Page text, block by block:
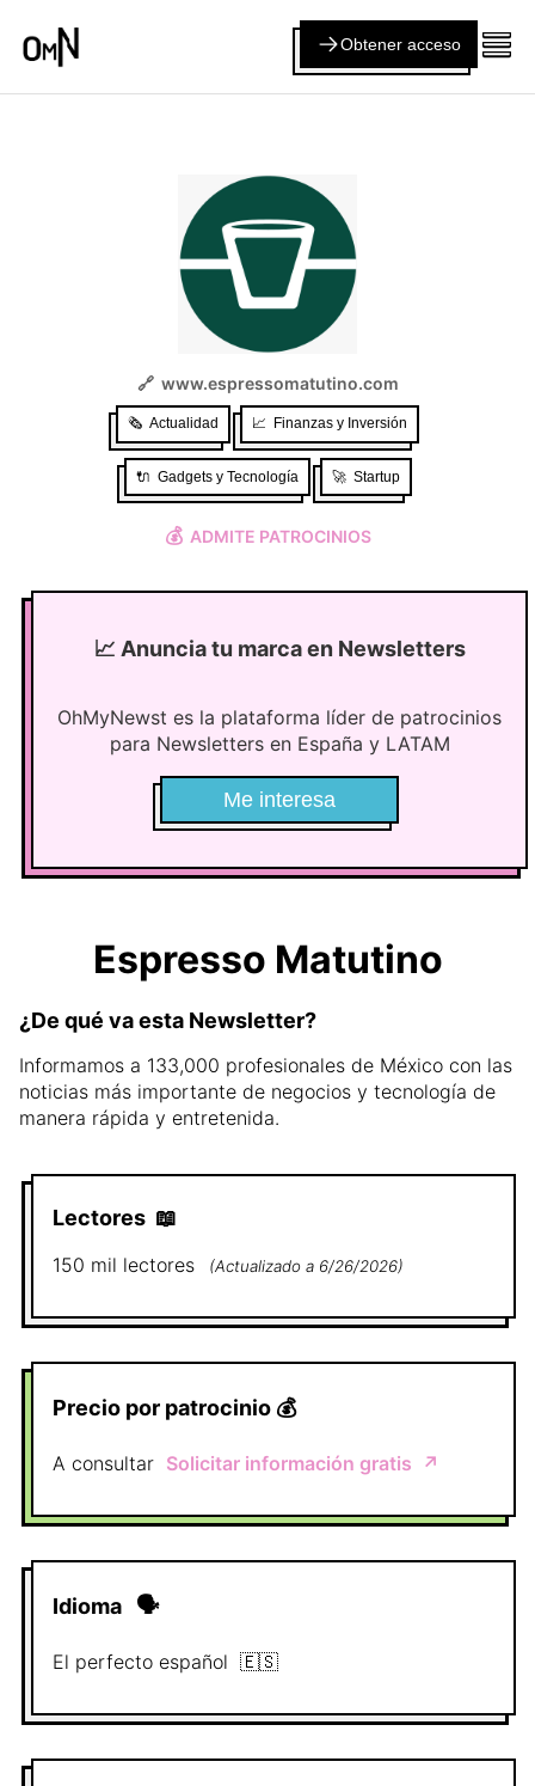
Obtener acceso
🔗 www.espressomatutino.com
🗞️ Actualidad 📈 Finanzas y Inversión
🔌 Gadgets y Tecnología 🚀 Startup
💰 ADMITE PATROCINIOS
📈 Anuncia tu marca en Newsletters
OhMyNewst es la plataforma líder de patrocinios
para Newsletters en España y LATAM
Me interesa
Espresso Matutino
¿De qué va esta Newsletter?
Informamos a 133,000 profesionales de México con las
noticias más importante de negocios y tecnología de
manera rápida y entretenida.
Lectores 📖
150 mil lectores (Actualizado a 6/26/2026)
Precio por patrocinio 💰
A consultar Solicitar información gratis ↗️
Idioma 🗣
El perfecto español 🇪🇸